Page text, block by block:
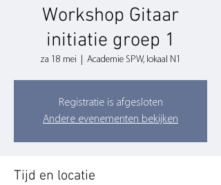
Workshop Gitaar
initiatie groep 1
za 18 mei Academie SPW, lokaal N1
Registratie is afgesloten
Andere evenementen bekijken
Tijd en locatie